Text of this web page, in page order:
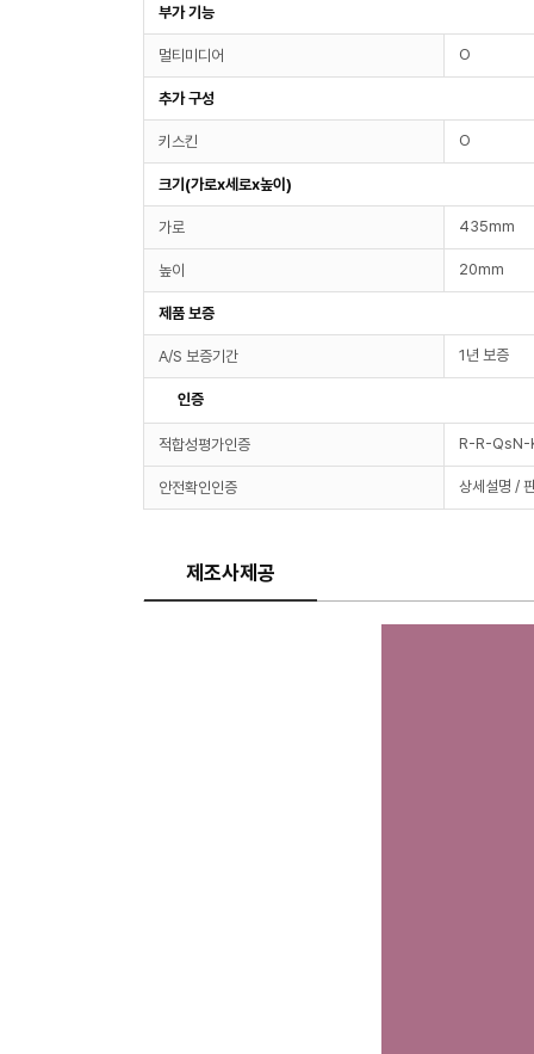
부가 기능
멀티미디어 O
추가 구성
키스킨 O
크기(가로x세로x높이)
가로 435mm
높이 20mm
제품 보증
A/S 보증기간 1년 보증
인증
적합성평가인증 R-R-
안전확인인증 상세설명 /
제조사제공